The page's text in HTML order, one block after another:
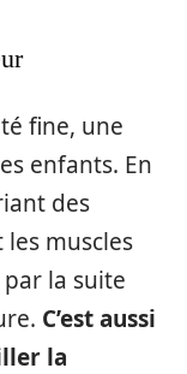
fine, une
enfants. En
des
muscles
la suite
C’est aussi
la